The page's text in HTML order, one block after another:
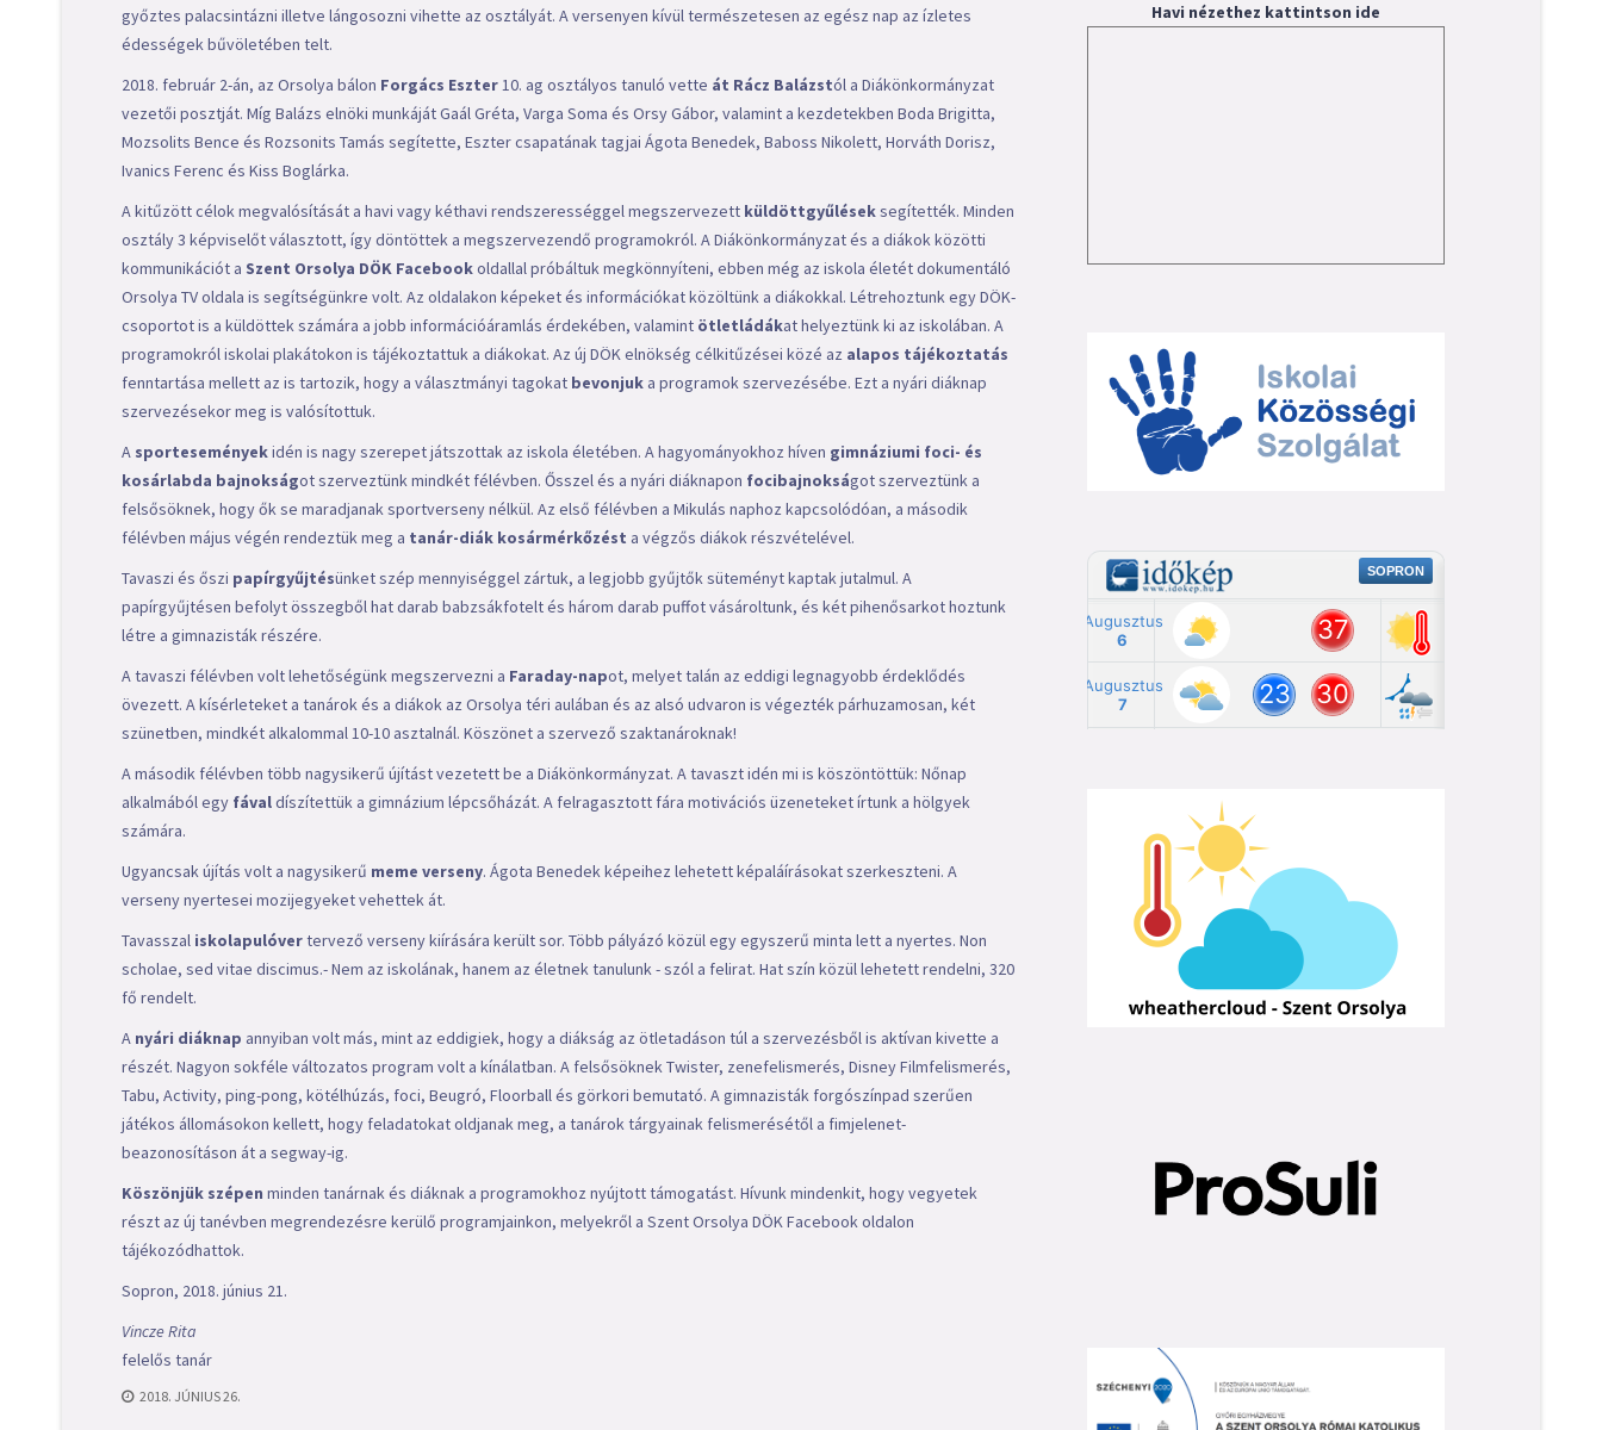
győztes palacsintázni illetve lángosozni vihette az osztályát. A versenyen kívül természetesen az egész nap az ízletes
édességek bűvöletében telt.
2018. február 2-án, az Orsolya bálon Forgács Eszter10. ag osztályos tanuló vette át Rácz Balázstól a Diákönkormányzat
vezetői posztját. Míg Balázs elnöki munkáját Gaál Gréta, Varga Soma és Orsy Gábor, valamint a kezdetekben Boda Brigitta,
Mozsolits Bence és Rozsonits Tamás segítette, Eszter csapatának tagjai Ágota Benedek, Baboss Nikolett, Horváth Dorisz,
Ivanics Ferenc és Kiss Boglárka.
A kitűzött célok megvalósítását a havi vagy kéthavi rendszerességgel megszervezett küldöttgyűléseksegítették. Minden
osztály 3 képviselőt választott, így döntöttek a megszervezendő programokról. A Diákönkormányzat és a diákok közötti
kommunikációt a Szent Orsolya DÖK Facebookoldallal próbáltuk megkönnyíteni, ebben még az iskola életét dokumentáló
Orsolya TV oldala is segítségünkre volt. Az oldalakon képeket és információkat közöltünk a diákokkal. Létrehoztunk egy DÖK-
csoportot is a küldöttek számára a jobb információáramlás érdekében, valamint ötletládákat helyeztünk ki az iskolában. A
programokról iskolai plakátokon is tájékoztattuk a diákokat. Az új DÖK elnökség célkitűzései közé az alapos tájékoztatás
fenntartása mellett az is tartozik, hogy a választmányi tagokat bevonjuk a programok szervezésébe. Ezt a nyári diáknap
szervezésekor meg is valósítottuk.
A sporteseményekidén is nagy szerepet játszottak az iskola életében. A hagyományokhoz híven gimnáziumi foci- és
kosárlabda bajnokságot szerveztünk mindkét félévben. Ősszel és a nyári diáknapon focibajnokságot szerveztünk a
felsősöknek, hogy ők se maradjanak sportverseny nélkül. Az első félévben a Mikulás naphoz kapcsolódóan, a második
félévben május végén rendeztük meg a tanár-diák kosármérkőzést a végzős diákok részvételével.
Tavaszi és őszi papírgyűjtésünket szép mennyiséggel zártuk, a legjobb gyűjtők süteményt kaptak jutalmul. A
papírgyűjtésen befolyt összegből hat darab babzsákfotelt és három darab puffot vásároltunk, és két pihenősarkot hoztunk
létre a gimnazisták részére.
A tavaszi félévben volt lehetőségünk megszervezni a Faraday-napot, melyet talán az eddigi legnagyobb érdeklődés
övezett. A kísérleteket a tanárok és a diákok az Orsolya téri aulában és az alsó udvaron is végezték párhuzamosan, két
szünetben, mindkét alkalommal 10-10 asztalnál. Köszönet a szervező szaktanároknak!
A második félévben több nagysikerű újítást vezetett be a Diákönkormányzat. A tavaszt idén mi is köszöntöttük: Nőnap
alkalmából egy fávaldíszítettük a gimnázium lépcsőházát. A felragasztott fára motivációs üzeneteket írtunk a hölgyek
számára.
Ugyancsak újítás volt a nagysikerű meme verseny. Ágota Benedek képeihez lehetett képaláírásokat szerkeszteni. A
verseny nyertesei mozijegyeket vehettek át.
Tavasszal iskolapulóvertervező verseny kiírására került sor. Több pályázó közül egy egyszerű minta lett a nyertes. Non
scholae, sed vitae discimus.- Nem az iskolának, hanem az életnek tanulunk - szól a felirat. Hat szín közül lehetett rendelni, 320
fő rendelt.
A nyári diáknap annyiban volt más, mint az eddigiek, hogy a diákság az ötletadáson túl a szervezésből is aktívan kivette a
részét. Nagyon sokféle változatos program volt a kínálatban. A felsősöknek Twister, zenefelismerés, Disney Filmfelismerés,
Tabu, Activity, ping-pong, kötélhúzás, foci, Beugró, Floorball és görkori bemutató. A gimnazisták forgószínpad szerűen
játékos állomásokon kellett, hogy feladatokat oldjanak meg, a tanárok tárgyainak felismerésétől a fimjelenet-
beazonosításon át a segway-ig.
Köszönjük szépen minden tanárnak és diáknak a programokhoz nyújtott támogatást. Hívunk mindenkit, hogy vegyetek
részt az új tanévben megrendezésre kerülő programjainkon, melyekről a Szent Orsolya DÖK Facebook oldalon
tájékozódhattok.
Sopron, 2018. június 21.
Vincze Rita
felelős tanár
2018. JÚNIUS 26.
Havi nézethez kattintson ide